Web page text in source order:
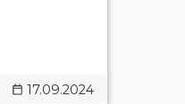
17.09.2024